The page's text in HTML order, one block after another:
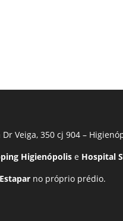
Dr Veiga, 350 cj 904 –
Higienópolis e Hospital
Estapar no próprio prédio.